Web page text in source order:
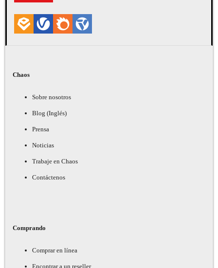
Chaos
Sobre nosotros
Blog (Inglés)
Prensa
Noticias
Trabaje en Chaos
Contáctenos
Comprando
Comprar en línea
Encontrar a un reseller